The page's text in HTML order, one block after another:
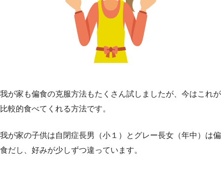
我が家も偏食の克服方法もたくさん試しましたが、今はこれが
比較的食べてくれる方法です。
我が家の子供は自閉症長男（小１）とグレー長女（年中）は偏
食だし、好みが少しずつ違っています。